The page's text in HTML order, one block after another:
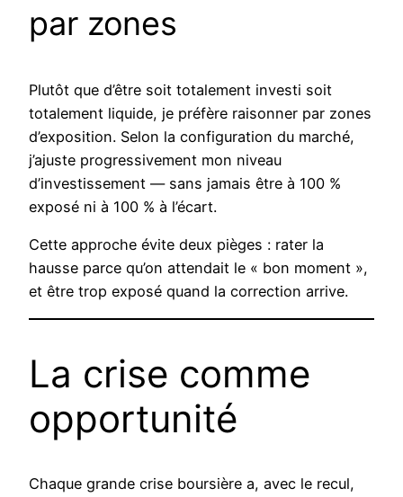
par zones
Plutôt que d’être soit totalement investi soit
totalement liquide, je préfère raisonner par zones
d’exposition. Selon la configuration du marché,
j’ajuste progressivement mon niveau
d’investissement — sans jamais être à 100 %
exposé ni à 100 % à l’écart.
Cette approche évite deux pièges : rater la
hausse parce qu’on attendait le « bon moment »,
et être trop exposé quand la correction arrive.
La crise comme
opportunité
Chaque grande crise boursière a, avec le recul,